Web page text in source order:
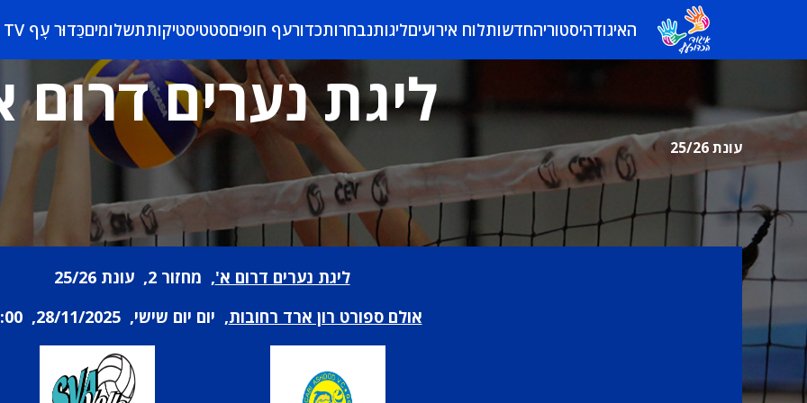
האיגודהיסטוריהחדשותלוח אירועיםליגותנבחרותכדורעף חופיםסטטיסטיקותתשלומיםכַּדוּר עָף TV
ליגת נערים דרום
עונת 25/26
ליגת נערים דרום א', מחזור 2, עונת 25/26
אולם ספורט רון ארד רחובות, יום יום שישי, 28/11/2025, 15:00